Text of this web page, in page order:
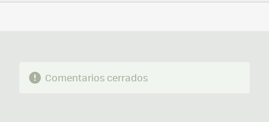
FACEBOOK
TWITTERFLIPBOARD
E-
WHATSAPP
Comentarios cerrados